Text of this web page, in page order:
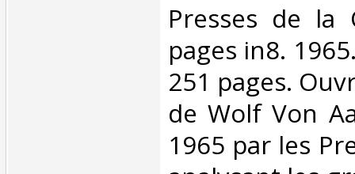
‎Presses de la
pages in8.
251 pages.
de Wolf Von
1965 par les